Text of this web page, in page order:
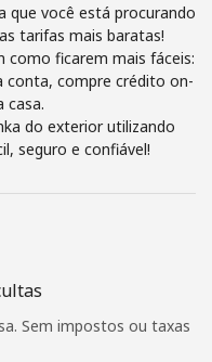
Esqueceu sua senha? →
que você está procurando
tarifas mais baratas!
como ficarem mais fáceis:
conta, compre crédito on-
casa.
do exterior utilizando
seguro e confiável!
Sem impostos ou taxas